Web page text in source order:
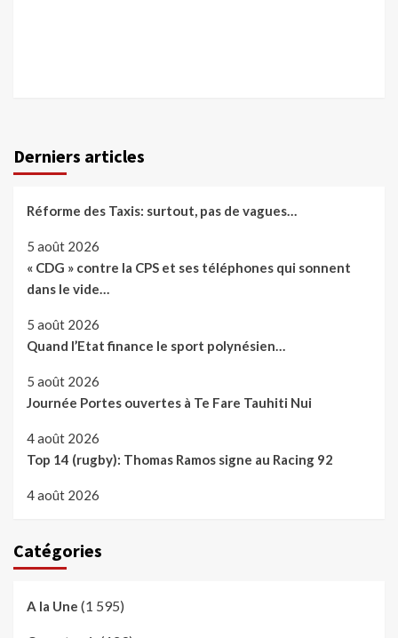
Derniers articles
Réforme des Taxis: surtout, pas de vagues…
5 août 2026
« CDG » contre la CPS et ses téléphones qui sonnent
dans le vide…
5 août 2026
Quand l’Etat finance le sport polynésien…
5 août 2026
Journée Portes ouvertes à Te Fare Tauhiti Nui
4 août 2026
Top 14 (rugby): Thomas Ramos signe au Racing 92
4 août 2026
Catégories
A la Une (1 595)